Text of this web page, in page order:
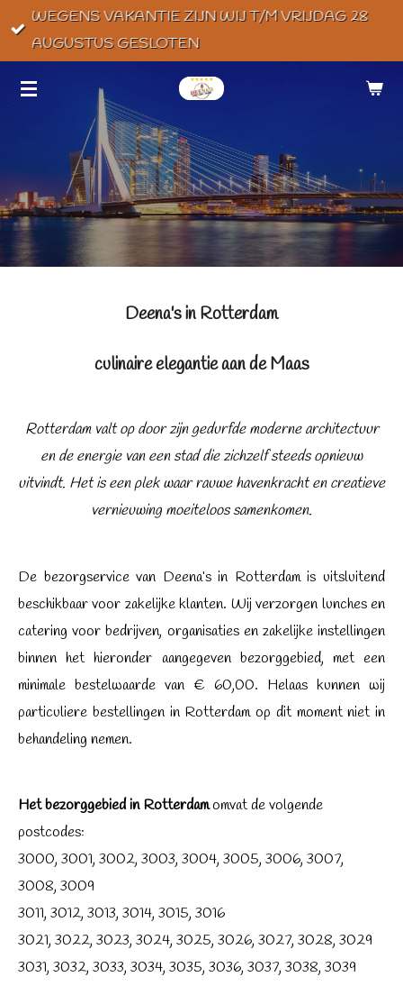
Ga
direct
de
hoofdinhoud
WEGENS VAKANTIE ZIJN WIJ T/M VRIJDAG 28
AUGUSTUS GESLOTEN
Deena's in Rotterdam
culinaire elegantie aan de Maas
Rotterdam valt op door zijn gedurfde moderne architectuur
en de energie van een stad die zichzelf steeds opnieuw
uitvindt. Het is een plek waar rauwe havenkracht en creatieve
vernieuwing moeiteloos samenkomen.
De bezorgservice van Deena’s in Rotterdam is uitsluitend
beschikbaar voor zakelijke klanten. Wij verzorgen lunches en
catering voor bedrijven, organisaties en zakelijke instellingen
binnen het hieronder aangegeven bezorggebied, met een
minimale bestelwaarde van € 60,00. Helaas kunnen wij
particuliere bestellingen in Rotterdam op dit moment niet in
behandeling nemen.
Het bezorggebied in Rotterdamomvat de volgende
postcodes:
3000, 3001, 3002, 3003, 3004, 3005, 3006, 3007,
3008, 3009
3011, 3012, 3013, 3014, 3015, 3016
3021, 3022, 3023, 3024, 3025, 3026, 3027, 3028, 3029
3031, 3032, 3033, 3034, 3035, 3036, 3037, 3038, 3039